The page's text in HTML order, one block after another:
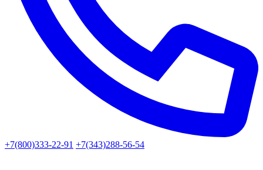
+7(800)333-22-91 +7(343)288-56-54